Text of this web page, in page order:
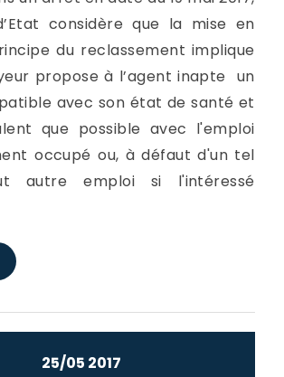
considère que la mise en
du reclassement implique
propose à l’agent inapte un
avec son état de santé et
que possible avec l'emploi
occupé ou, à défaut d'un tel
autre emploi si l'intéressé
25/05 2017